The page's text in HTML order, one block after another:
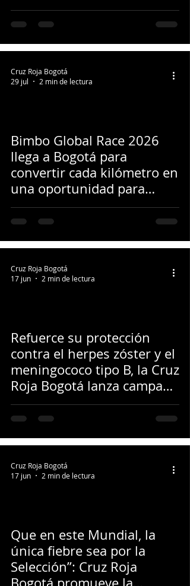
herpes zóster y el
meningococo tipo B.
Bimbo Global Race 2026
llega a Bogotá para
convertir cada kilómetro en
una oportunidad para
alimentar a quienes más lo
necesitan
Cruz Roja Bogotá
29 jul
2 min de lectura
Refuerce su protección
contra el herpes zóster y el
meningococo tipo B, la Cruz
Roja Bogotá lanza campaña
especial de vacunación
Cruz Roja Bogotá
17 jun
2 min de lectura
Que en este Mundial, la
única fiebre sea por la
Selección”: Cruz Roja
Cruz Roja Bogotá
17 jun
2 min de lectura